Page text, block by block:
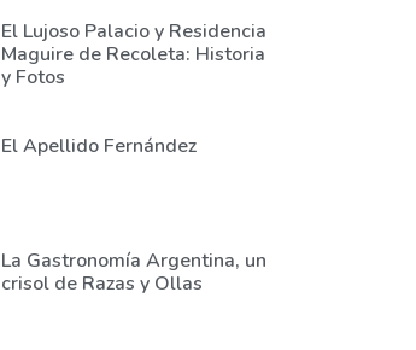
El Lujoso Palacio y Residencia
Maguire de Recoleta: Historia
y Fotos
El Apellido Fernández
La Gastronomía Argentina, un
crisol de Razas y Ollas